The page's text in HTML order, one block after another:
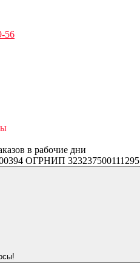
56
в рабочие дни
ОГРНИП 323237500111295